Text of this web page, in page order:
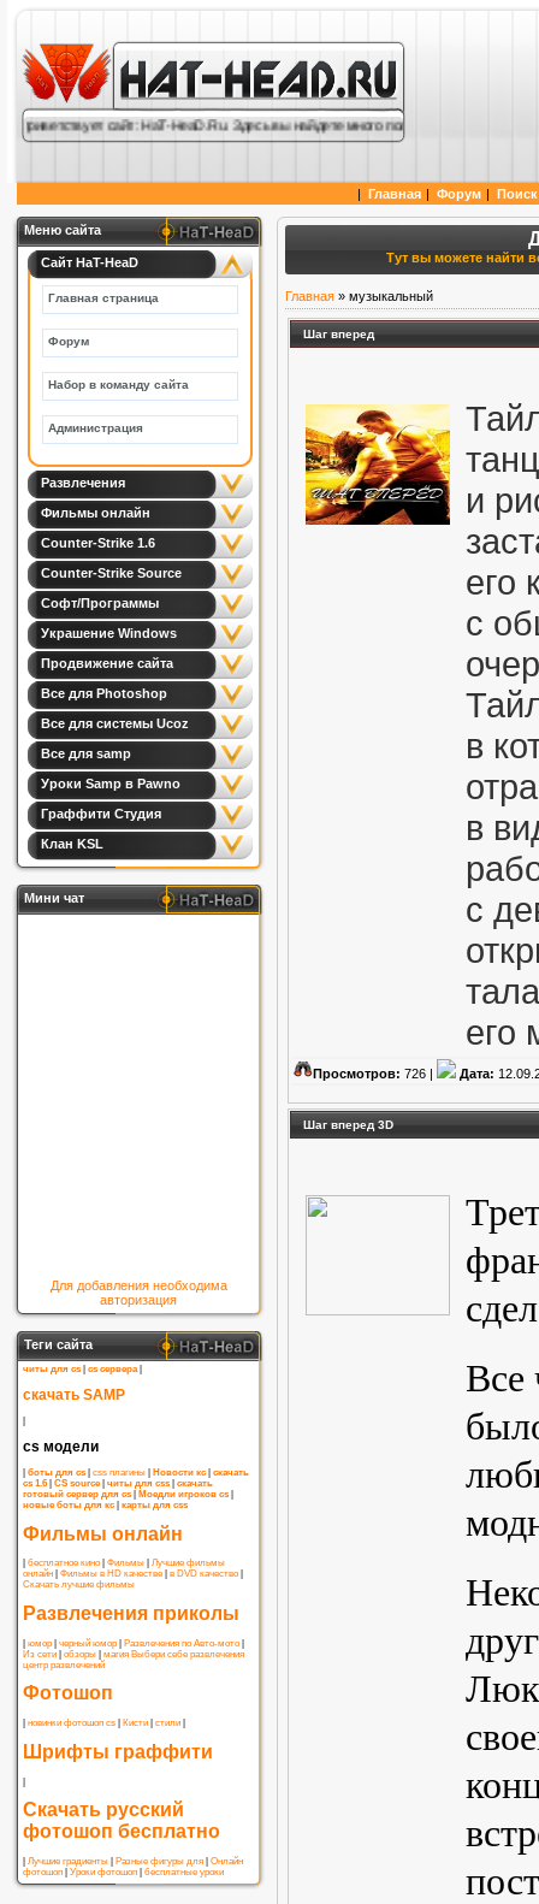
приветствует сайт: HaT-HeaD.Ru. Здесь вы найдете много полезной информации
| Главная | Форум | Поиск
Меню сайта
Сайт HaT-HeaD
Главная страница
Форум
Набор в команду сайта
Администрация
Развлечения
Фильмы онлайн
Counter-Strike 1.6
Counter-Strike Source
Софт/Программы
Украшение Windows
Продвижение сайта
Все для Photoshop
Все для системы Ucoz
Все для samp
Уроки Samp в Pawno
Граффити Студия
Клан KSL
Мини чат
Для добавления необходима
авторизация
Теги сайта
читы для cs cs сервера|
скачать SAMP
cs модели
боты для cs css плагины Новости кс
скачать
cs 1.6| CS source| читы для css
скачать
готовый сервер для cs
Моедли игроков cs
новые боты для кс
карты для css
Фильмы онлайн
бесплатное кино Фильмы
Лучшие фильмы
онлайн
Фильмы в HD качестве в DVD качество
Скачать лучшие фильмы
Развлечения приколы
юмор черный юмор Развлечения по Авто-мото
Из сети
обзоры магия Выбери себе развлечения
центр развлечений
Фотошоп
новинки фотошоп cs Кисти стили
Шрифты граффити
|
Скачать русский
фотошоп бесплатно
Лучшие градиенты Разные фигуры для
Онлайн
фотошоп
Уроки фотошоп бесплатные уроки
Тут вы можете найти
Главная » музыкальный
Шаг вперед
и
его
с
в
в
с
его
Просмотров: 726 | Дата:
Шаг вперед 3D
Все
Люк